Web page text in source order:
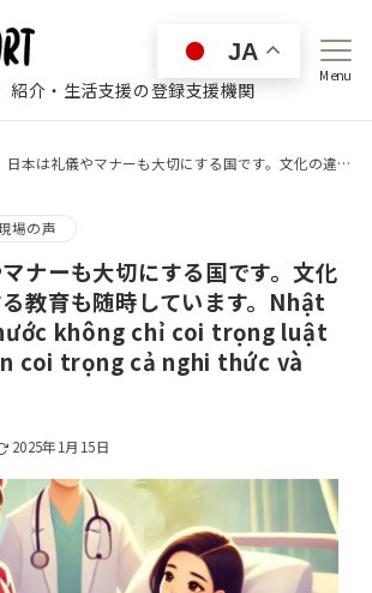
紹介・生活支援の登録支援機関
Menu
日本は礼儀やマナーも大切にする国です。文化の違いに対する教育も随時しています。Nhật Bản là đất nước không chỉ coi trọng luật pháp mà còn coi trọng cả nghi thức và cách cư xử.
場の声
ナーも大切にする国です。文化
教育も随時しています。Nhật
không chỉ coi trọng luật
coi trọng cả nghi thức và
2025年1月15日
JA